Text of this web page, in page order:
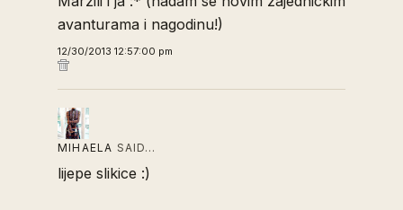
avanturama i nagodinu!)
12/30/2013 12:57:00 pm
MIHAELA SAID…
lijepe slikice :)